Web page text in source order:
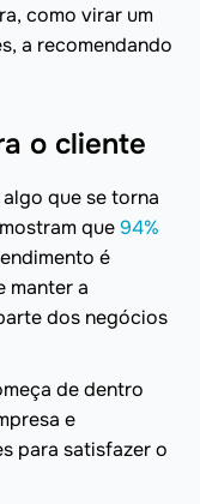
como virar um
a recomendando
o cliente
que se torna
que94%
é
manter a
dos negócios
de dentro
e
para satisfazer o